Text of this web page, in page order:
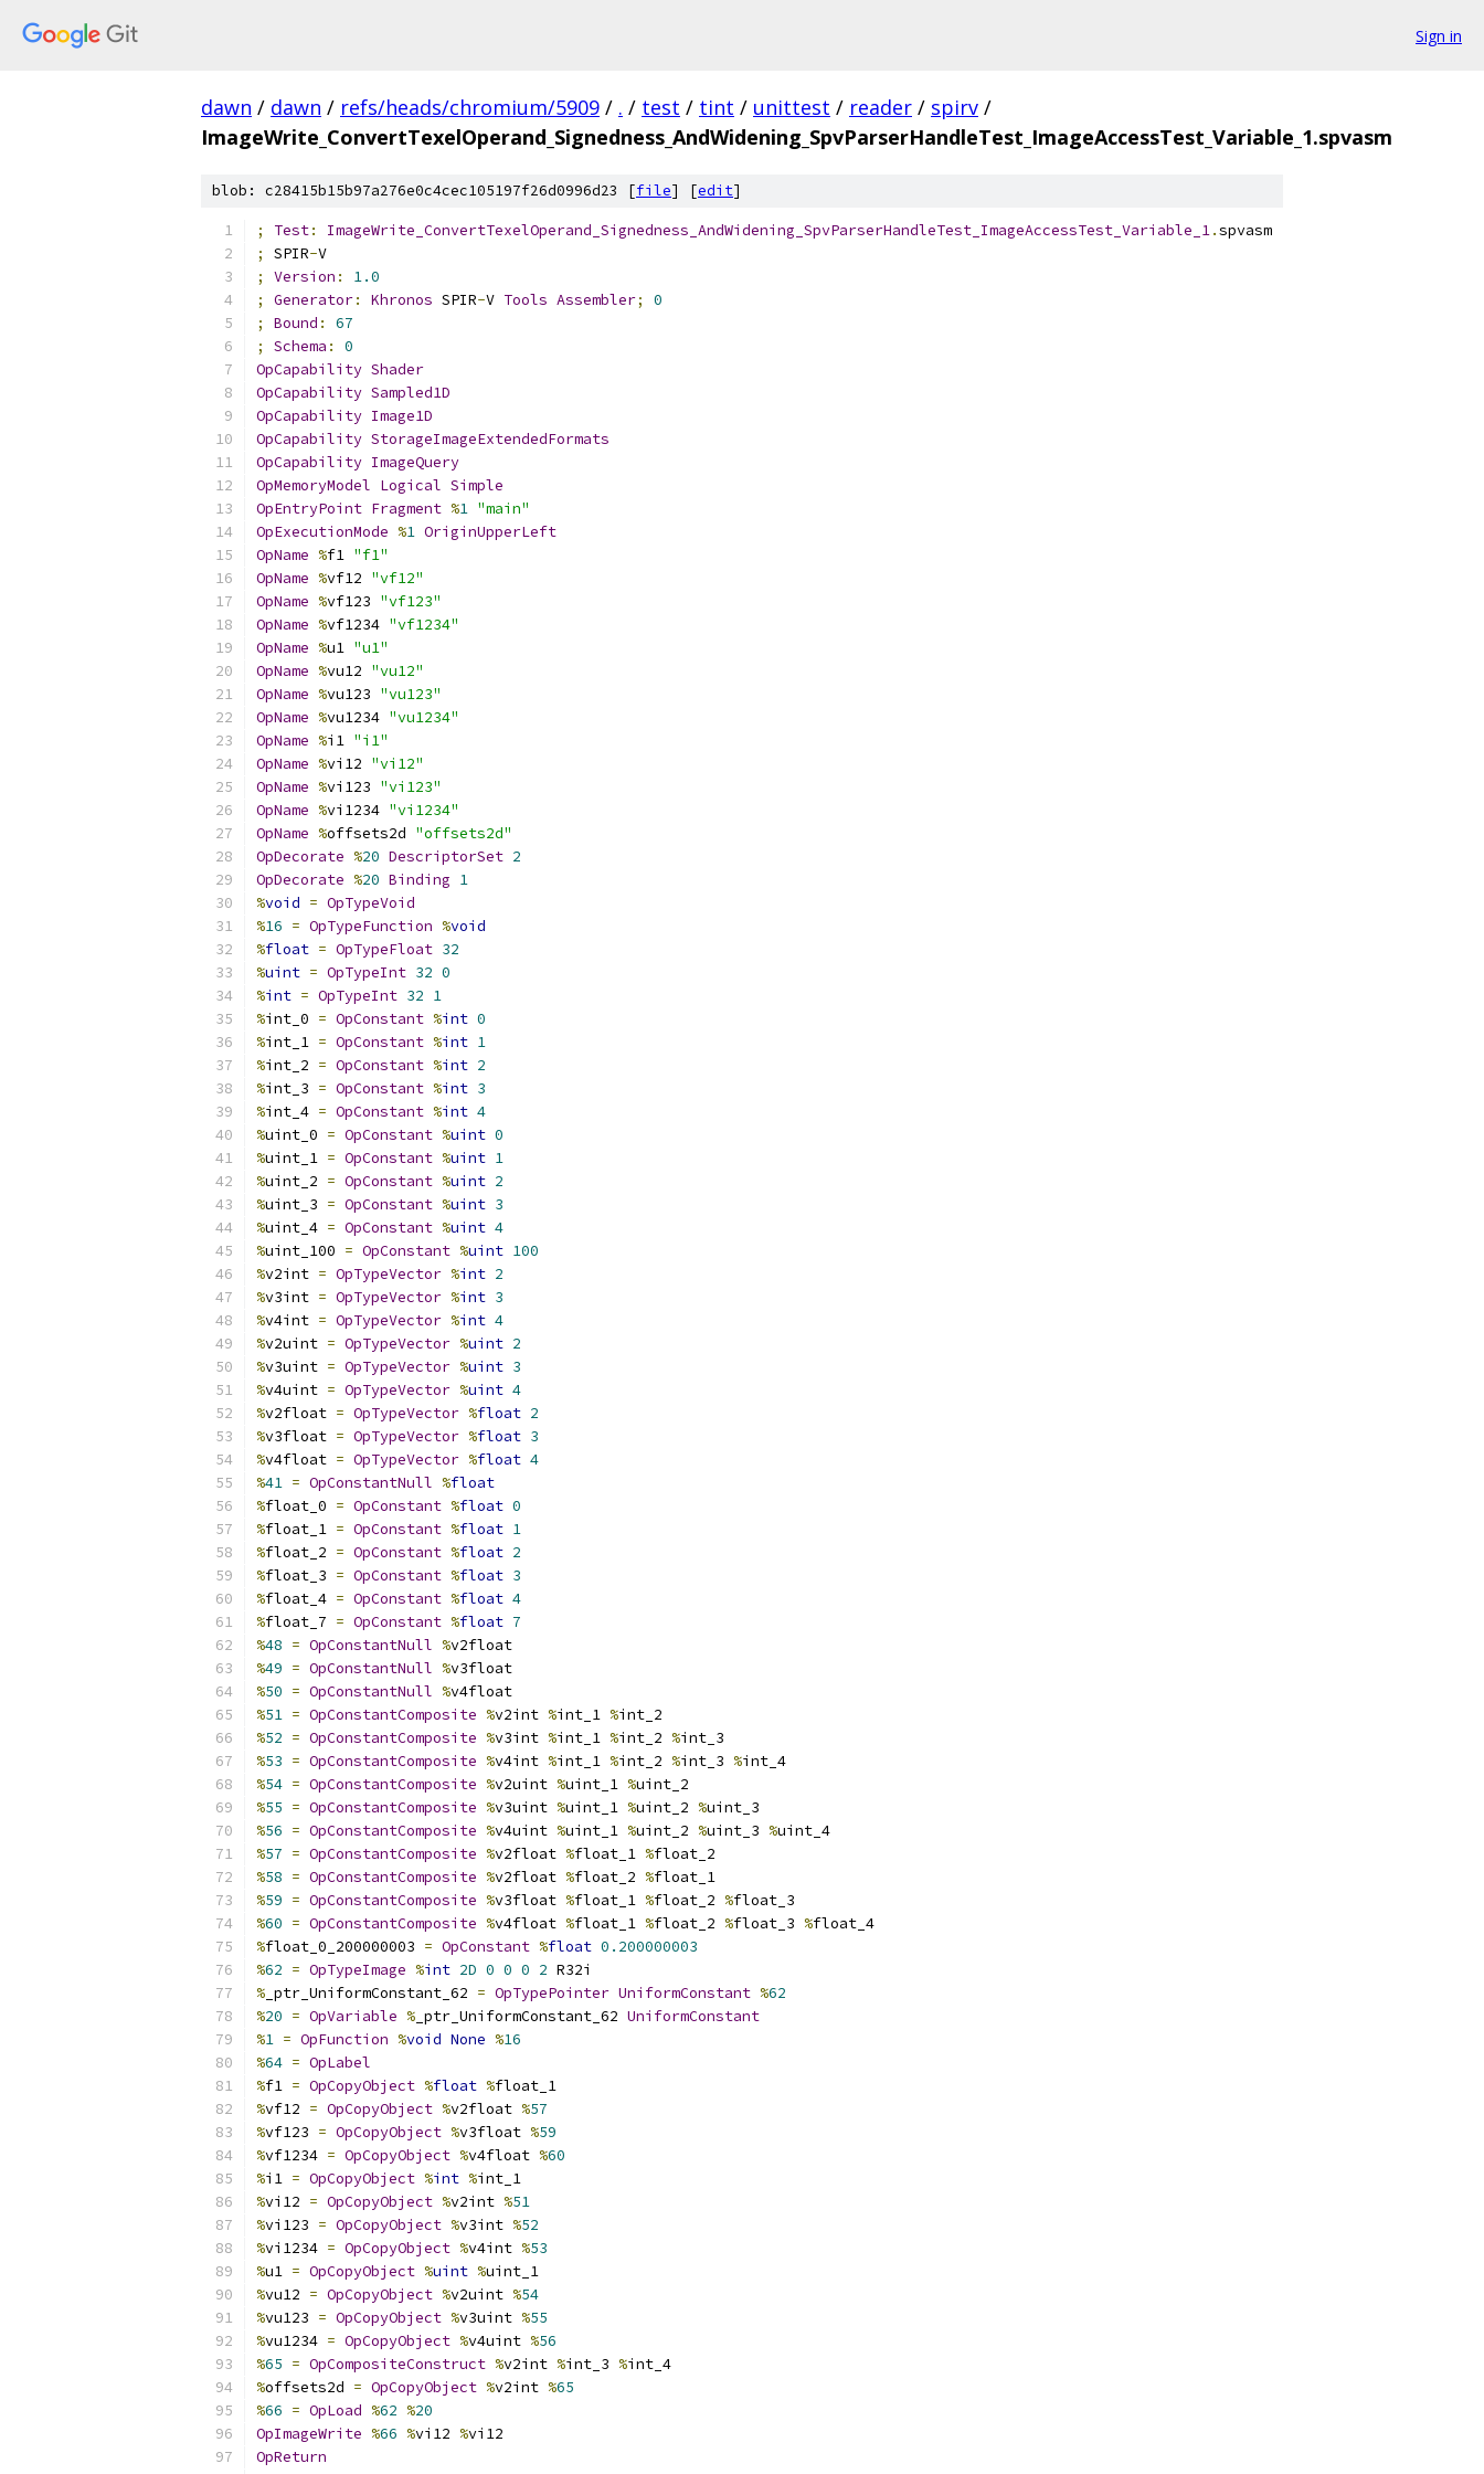
Sign in
dawn / dawn / refs/heads/chromium/5909 / . / test / tint / unittest / reader / spirv /
ImageWrite_ConvertTexelOperand_Signedness_AndWidening_SpvParserHandleTest_ImageAccessTest_Variable_1.spvasm
blob: c28415b15b97a276e0c4cec105197f26d0996d23 [file] [edit]
; Test: ImageWrite_ConvertTexelOperand_Signedness_AndWidening_SpvParserHandleTest_ImageAccessTest_Variable_1.spvasm
;
SPIR-V
;
Version :
1.0
;
Generator: Khronos SPIR-V Tools Assembler;
0
;
Bound :
67
;
Schema :
0
OpCapability Shader
OpCapability Sampled1D
OpCapability Image1D
OpCapability StorageImageExtendedFormats
OpCapability ImageQuery
OpMemoryModel Logical Simple
OpEntryPoint Fragment %1 "main"
OpExecutionMode %1 OriginUpperLeft
OpName %f1 "f1"
OpName %vf12 "vf12"
OpName %vf123 "vf123"
OpName %vf1234 "vf1234"
OpName %u1 "u1"
OpName %vu12 "vu12"
OpName %vu123 "vu123"
OpName %vu1234 "vu1234"
OpName %i1 "i1"
OpName %vi12 "vi12"
OpName %vi123 "vi123"
OpName %vi1234 "vi1234"
OpName %offsets2d "offsets2d"
OpDecorate %20 DescriptorSet 2
OpDecorate %20 Binding 1
%void = OpTypeVoid
%16 = OpTypeFunction %void
%float = OpTypeFloat 32
%uint = OpTypeInt 32 0
%int = OpTypeInt 32 1
%int_0 = OpConstant %int 0
%int_1 = OpConstant %int 1
%int_2 = OpConstant %int 2
%int_3 = OpConstant %int 3
%int_4 = OpConstant %int 4
%uint_0 = OpConstant %uint 0
%uint_1 = OpConstant %uint 1
%uint_2 = OpConstant %uint 2
%uint_3 = OpConstant %uint 3
%uint_4 = OpConstant %uint 4
%uint_100 = OpConstant %uint 100
%v2int = OpTypeVector %int 2
%v3int = OpTypeVector %int 3
%v4int = OpTypeVector %int 4
%v2uint = OpTypeVector %uint 2
%v3uint = OpTypeVector %uint 3
%v4uint = OpTypeVector %uint 4
%v2float = OpTypeVector %float 2
%v3float = OpTypeVector %float 3
%v4float = OpTypeVector %float 4
%41 = OpConstantNull %float
%float_0 = OpConstant %float 0
%float_1 = OpConstant %float 1
%float_2 = OpConstant %float 2
%float_3 = OpConstant %float 3
%float_4 = OpConstant %float 4
%float_7 = OpConstant %float 7
%48 = OpConstantNull %v2float
%49 = OpConstantNull %v3float
%50 = OpConstantNull %v4float
%51 = OpConstantComposite %v2int %int_1 %int_2
%52 = OpConstantComposite %v3int %int_1 %int_2 %int_3
%53 = OpConstantComposite %v4int %int_1 %int_2 %int_3 %int_4
%54 = OpConstantComposite %v2uint %uint_1 %uint_2
%55 = OpConstantComposite %v3uint %uint_1 %uint_2 %uint_3
%56 = OpConstantComposite %v4uint %uint_1 %uint_2 %uint_3 %uint_4
%57 = OpConstantComposite %v2float %float_1 %float_2
%58 = OpConstantComposite %v2float %float_2 %float_1
%59 = OpConstantComposite %v3float %float_1 %float_2 %float_3
%60 = OpConstantComposite %v4float %float_1 %float_2 %float_3 %float_4
%float_0_200000003 = OpConstant %float 0.200000003
%62 = OpTypeImage %int 2D 0 0 0 2 R32i
% _ptr_UniformConstant_62 = OpTypePointer UniformConstant %62
%20 = OpVariable % _ptr_UniformConstant_62 UniformConstant
%1 = OpFunction %void None %16
%64 = OpLabel
%f1 = OpCopyObject %float %float_1
%vf12 = OpCopyObject %v2float %57
%vf123 = OpCopyObject %v3float %59
%vf1234 = OpCopyObject %v4float %60
%i1 = OpCopyObject %int %int_1
%vi12 = OpCopyObject %v2int %51
%vi123 = OpCopyObject %v3int %52
%vi1234 = OpCopyObject %v4int %53
%u1 = OpCopyObject %uint %uint_1
%vu12 = OpCopyObject %v2uint %54
%vu123 = OpCopyObject %v3uint %55
%vu1234 = OpCopyObject %v4uint %56
%65 = OpCompositeConstruct %v2int %int_3 %int_4
%offsets2d = OpCopyObject %v2int %65
%66 = OpLoad %62 %20
OpImageWrite %66 %vi12 %vi12
OpReturn